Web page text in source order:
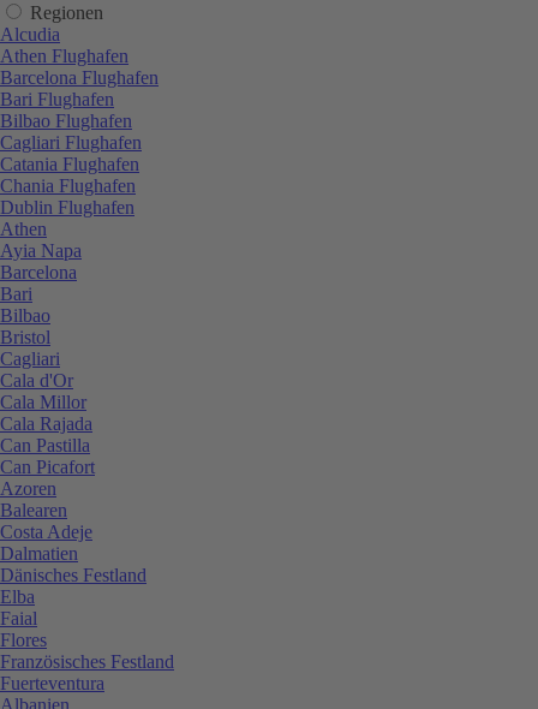
Regionen
Alcudia
Athen Flughafen
Barcelona Flughafen
Bari Flughafen
Bilbao Flughafen
Cagliari Flughafen
Catania Flughafen
Chania Flughafen
Dublin Flughafen
Athen
Ayia Napa
Barcelona
Bari
Bilbao
Bristol
Cagliari
Cala d'Or
Cala Millor
Cala Rajada
Can Pastilla
Can Picafort
Azoren
Balearen
Costa Adeje
Dalmatien
Dänisches Festland
Elba
Faial
Flores
Französisches Festland
Fuerteventura
Albanien